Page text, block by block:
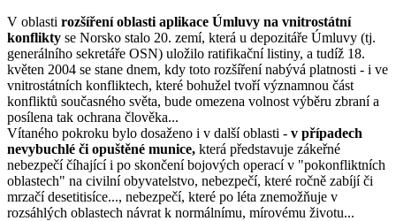
V oblasti rozšíření oblasti aplikace Úmluvy na vnitrostátní
konflikty se Norsko stalo 20. zemí, která u depozitáře Úmluvy (tj.
generálního sekretáře OSN) uložilo ratifikační listiny, a tudíž 18.
květen 2004 se stane dnem, kdy toto rozšíření nabývá platnosti - i ve
vnitrostátních konfliktech, které bohužel tvoří významnou část
konfliktů současného světa, bude omezena volnost výběru zbraní a
posílena tak ochrana člověka...
Vítaného pokroku bylo dosaženo i v další oblasti - v případech
nevybuchlé či opuštěné munice, která představuje zákeřné
nebezpečí číhající i po skončení bojových operací v "pokonfliktních
oblastech" na civilní obyvatelstvo, nebezpečí, které ročně zabíjí či
mrzačí desetitisíce..., nebezpečí, které po léta znemožňuje v
rozsáhlých oblastech návrat k normálnímu, mírovému životu...